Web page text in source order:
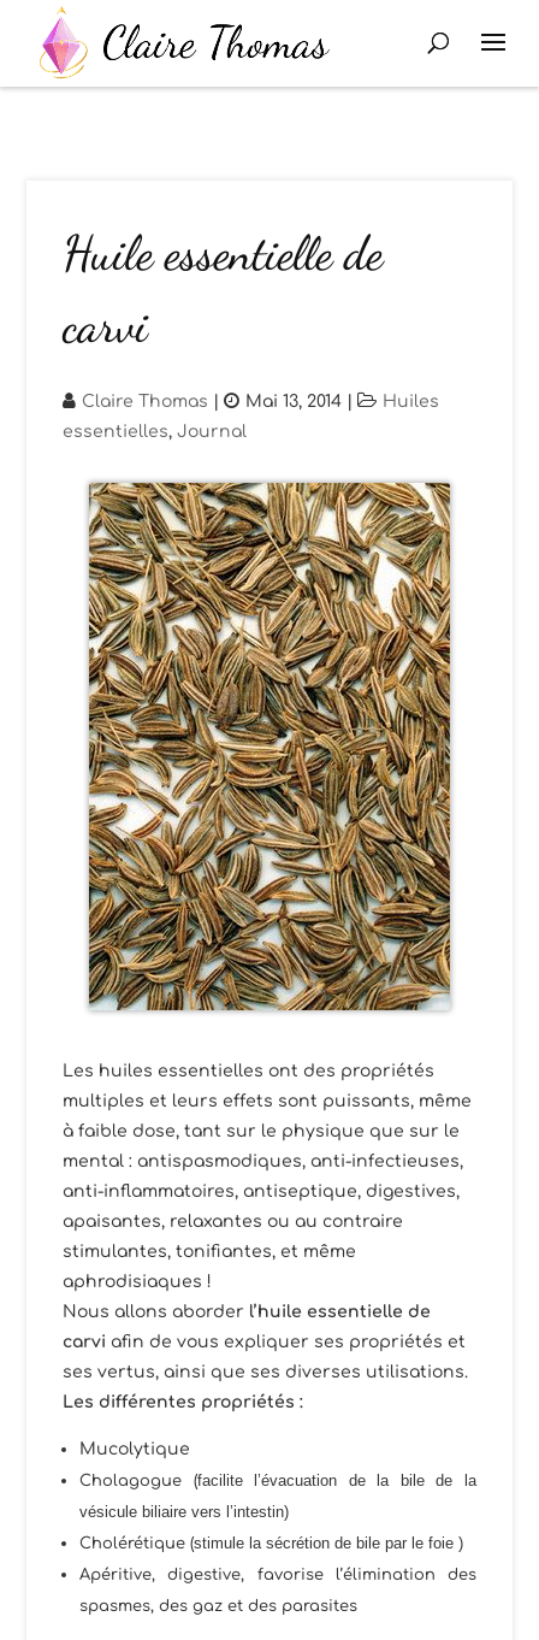
Huile essentielle de
carvi
Claire Thomas | Mai 13, 2014 |
Huiles
essentielles,Journal
Les huiles essentielles ont des propriétés
multiples et leurs effets sont puissants, même
à faible dose, tant sur le physique que sur le
mental : antispasmodiques, anti-infectieuses,
anti-inflammatoires, antiseptique, digestives,
apaisantes, relaxantes ou au contraire
stimulantes, tonifiantes, et même
aphrodisiaques !
Nous allons aborder l’huile essentielle de
carvi afin de vous expliquer ses propriétés et
ses vertus, ainsi que ses diverses utilisations.
Les différentes propriétés :
Mucolytique
Cholagogue (facilite l’évacuation de la bilede la
vésicule biliaire vers l’intestin)
Cholérétique (stimule la sécrétion de bile par lefoie )
Apéritive, digestive, favorise l’élimination des
spasmes, des gaz et des parasites